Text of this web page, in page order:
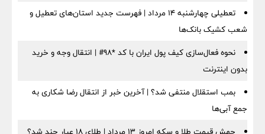
تعطیلی چهارشنبه ۱۴ مرداد | فهرست جدید استان‌های تعطیل و
شعب کشیک بانک‌ها
نحوه فعال‌سازی کیف پول ایران با کد *98# | انتقال وجه و خرید
بدون اینترنت
بمب استقلال منتفی شد؟ | آخرین خبر از انتقال رضا شکاری به
جمع آبی‌ها